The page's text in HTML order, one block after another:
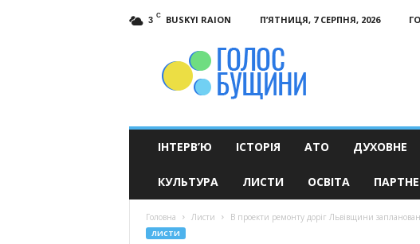
3 C BUSKYI RAION П’ЯТНИЦЯ, 7 СЕРПНЯ, 2026
ІНТЕРВ’Ю ІСТОРІЯ АТО ДУХОВНЕ
КУЛЬТУРА ЛИСТИ ОСВІТА
Головна Листи В проекти ремонту доріг Львівщини
ЛИСТИ